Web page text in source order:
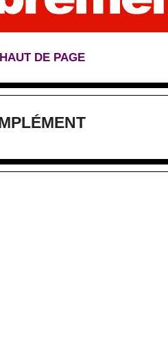
DE PAGE